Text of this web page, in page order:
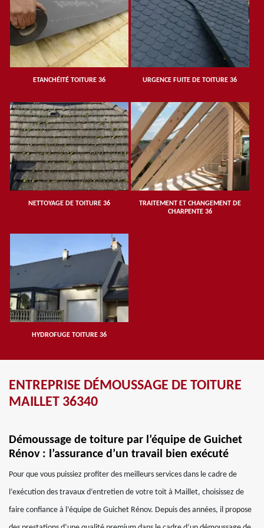
ETANCHÉITÉ TOITURE 36 URGENCE FUITE DE TOITURE 36
NETTOYAGE DE TOITURE 36
TRAITEMENT ET CHANGEMENT DE
CHARPENTE 36
HYDROFUGE TOITURE 36
ENTREPRISE DÉMOUSSAGE DE TOITURE
MAILLET 36340
Démoussage de toiture par l’équipe de Guichet
Rénov : l’assurance d’un travail bien exécuté
Pour que vous puissiez profiter des meilleurs services dans le cadre de
l’exécution des travaux d’entretien de votre toit à Maillet, choisissez de
faire confiance à l’équipe de Guichet Rénov. Depuis des années, il propose